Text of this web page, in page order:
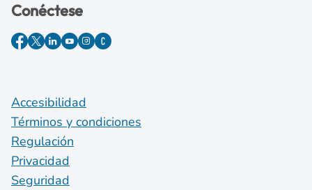
Conéctese
Accesibilidad
Términos y condiciones
Regulación
Privacidad
Seguridad